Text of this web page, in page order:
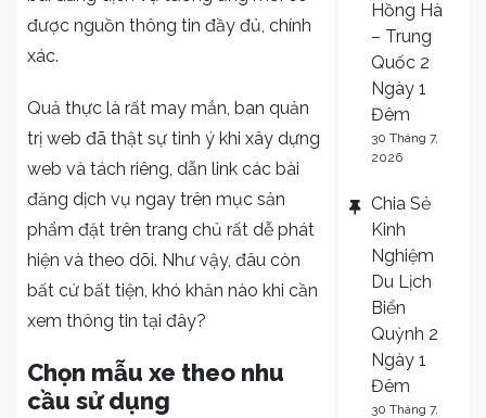
được nguồn thông tin đầy đủ, chính
xác.
Quả thực là rất may mắn, ban quản
trị web đã thật sự tinh ý khi xây dựng
web và tách riêng, dẫn link các bài
đăng dịch vụ ngay trên mục sản
phẩm đặt trên trang chủ rất dễ phát
hiện và theo dõi. Như vậy, đâu còn
bất cứ bất tiện, khó khăn nào khi cần
xem thông tin tại đây?
Chọn mẫu xe theo nhu
cầu sử dụng
Hồng Hà
– Trung
Quốc 2
Ngày 1
Đêm
30 Tháng 7,
2026
Chia Sẻ
Kinh
Nghiệm
Du Lịch
Biển
Quỳnh 2
Ngày 1
Đêm
30 Tháng 7,